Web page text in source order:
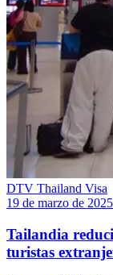
DTV Thailand Visa
19 de marzo de 2025
Tailandia
turistas